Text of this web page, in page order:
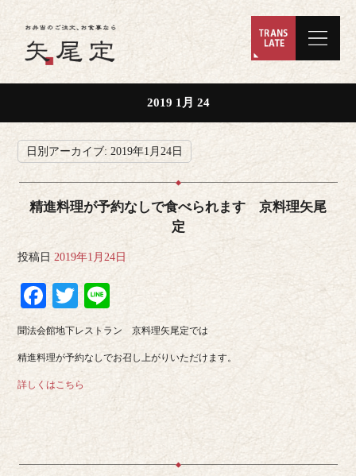
2019 1月 24
日別アーカイブ:2019年1月24日
精進料理が予約なしで食べられます 京料理矢尾
定
投稿日 2019年1月24日
Facebook
TwitterLine
聞法会館地下レストラン 京料理矢尾定では
精進料理が予約なしでお召し上がりいただけます。
詳しくはこちら